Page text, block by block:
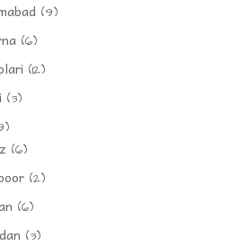
(9)
(6)
(12)
(3)
(6)
(2)
(6)
(3)